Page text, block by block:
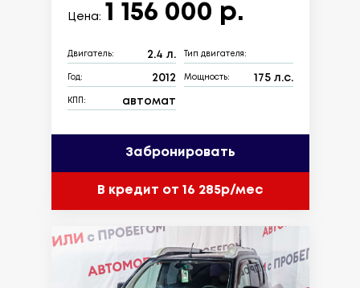
Цена: 1 156 000 р.
Двигатель: 2.4 л. Тип двигателя:
Год: 2012 Мощность: 175 л.с.
КПП: автомат
Забронировать
В кредит от 16 285р/мес